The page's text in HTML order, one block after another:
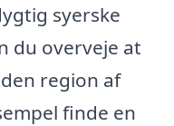
syerske
du overveje at
region af
finde en